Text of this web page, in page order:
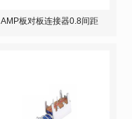
AMP板对板连接器0.8间距